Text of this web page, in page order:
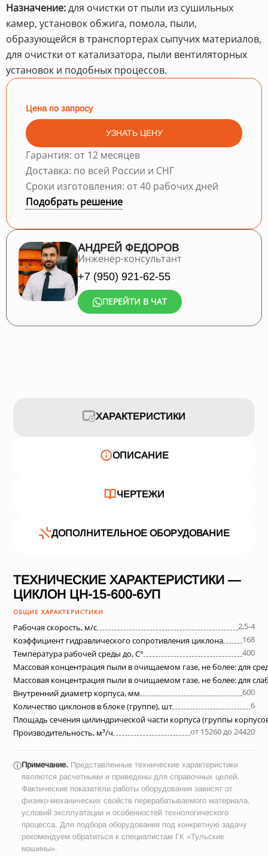
Назначение:для очистки от пыли из сушильных
камер, установок обжига, помола, пыли,
образующейся в транспортерах сыпучих материалов,
для очистки от катализатора, пыли вентиляторных
установок и подобных процессов.
Цена по запросу
УЗНАТЬ ЦЕНУ
Гарантия: от 12 месяцев
Доставка: по всей России и СНГ
Сроки изготовления: от 40 рабочих дней
Подобрать решение
АНДРЕЙ ФЕДОРОВ
Инженер-консультант
+7 (950) 921-62-55
ПЕРЕЙТИ В ЧАТ
ХАРАКТЕРИСТИКИ
ОПИСАНИЕ
ЧЕРТЕЖИ
ДОПОЛНИТЕЛЬНОЕ ОБОРУДОВАНИЕ
ТЕХНИЧЕСКИЕ ХАРАКТЕРИСТИКИ —
ЦИКЛОН ЦН-15-600-6УП
ОБЩИЕ ХАРАКТЕРИСТИКИ
Рабочая скорость, м/с
2,5-4
Коэффициент гидравлического сопротивления циклона
168
Температура рабочей среды до, С°
400
Массовая концентрация пыли в очищаемом газе, не более: для
Массовая концентрация пыли в очищаемом газе, не более: для
Внутренний диаметр корпуса, мм
600
Количество циклонов в блоке (группе), шт
6
Площадь сечения цилиндрической части корпуса (группы
Производительность, м³/ч
от 15260 до 24420
ⓘПримечание. Представленные технические характеристики
являются расчетными и приведены для справочных целей.
Фактические показатели работы оборудования зависят от
физико-механических свойств перерабатываемого материала,
условий эксплуатации и особенностей технологического
процесса. Для подбора оборудования под конкретную задачу
рекомендуем обратиться к специалистам ГК «Тульские
машины».